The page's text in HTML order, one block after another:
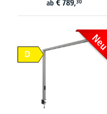
ab € 789,30
D
Neu